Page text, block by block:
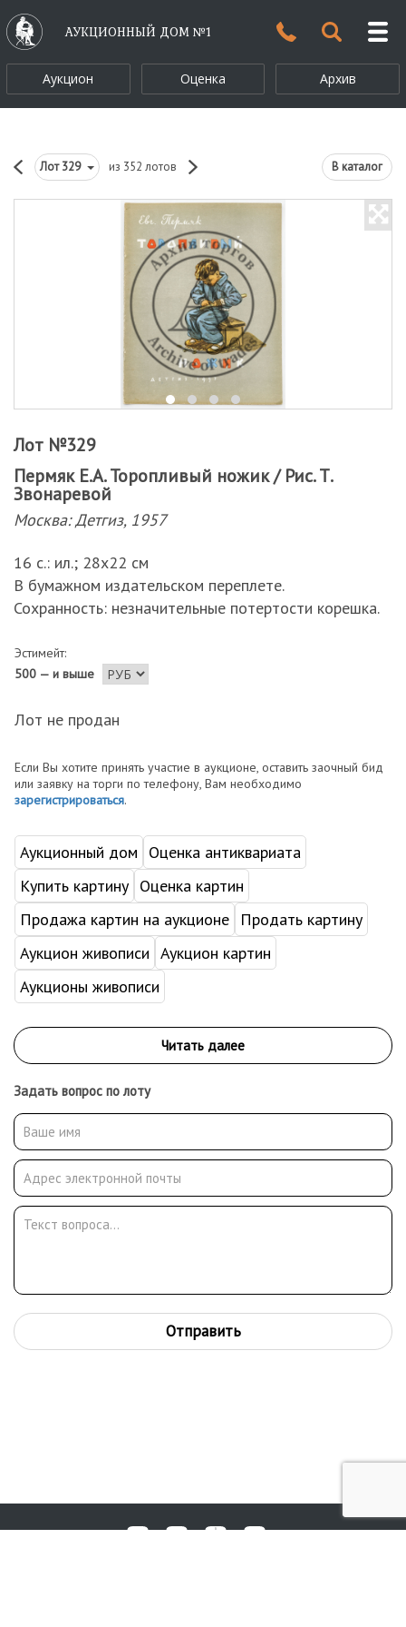
АУКЦИОННЫЙ ДОМ №1
Аукцион Оценка Архив
Лот329 из 352 лотов В каталог
Лот №329
Пермяк Е.А. Торопливый ножик / Рис. Т.
Звонаревой
Москва: Детгиз, 1957
16 с.: ил.; 28х22 см
В бумажном издательском переплете.
Сохранность: незначительные потертости корешка.
Эстимейт:
500 — и выше
Лот не продан
Если Вы хотите принять участие в аукционе, оставить заочный бид
или заявку на торги по телефону, Вам необходимо
зарегистрироваться.
Аукционный дом
Оценка антиквариата
Купить картину Оценка картин
Продажа картин на аукционе
Продать картину
Аукцион живописи Аукцион картин
Аукционы живописи
Задать вопрос по лоту
Отправить